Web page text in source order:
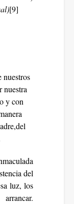
[9]
nuestros
nuestra
y con
del
luz, los